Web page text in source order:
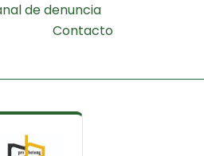
de denuncia
Contacto